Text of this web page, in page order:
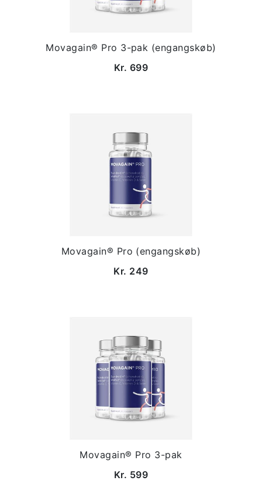
Movagain® Pro 3-pak (engangskøb)
Kr. 699
Movagain® Pro (engangskøb)
Kr. 249
Movagain® Pro 3-pak
Kr. 599